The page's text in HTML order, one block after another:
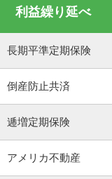
利益繰り延べ
長期平準定期保険
倒産防止共済
逓増定期保険
アメリカ不動産